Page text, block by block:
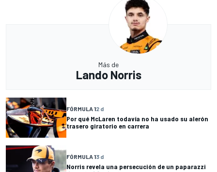
Más de
Lando Norris
FÓRMULA 12 d
Por qué McLaren todavía no ha usado su alerón
trasero giratorio en carrera
FÓRMULA 13 d
Norris revela una persecución de un paparazzi